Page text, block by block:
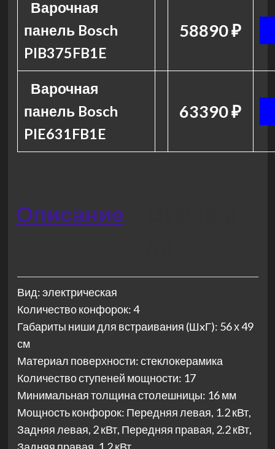
Варочная
панель Bosch
PIB375FB1E
58890 ₽
Варочная
панель Bosch
PIE631FB1E
63390 ₽
Описание
Вид: электрическая
Количество конфорок: 4
Габариты ниши для встраивания (ШxГ): 56 х 49
см
Материал поверхности: стеклокерамика
Количество ступеней мощности: 17
Минимальная толщина столешницы: 16 мм
Мощность конфорок: Передняя левая, 1.2 кВт,
Задняя левая, 2 кВт, Передняя правая, 2.2 кВт,